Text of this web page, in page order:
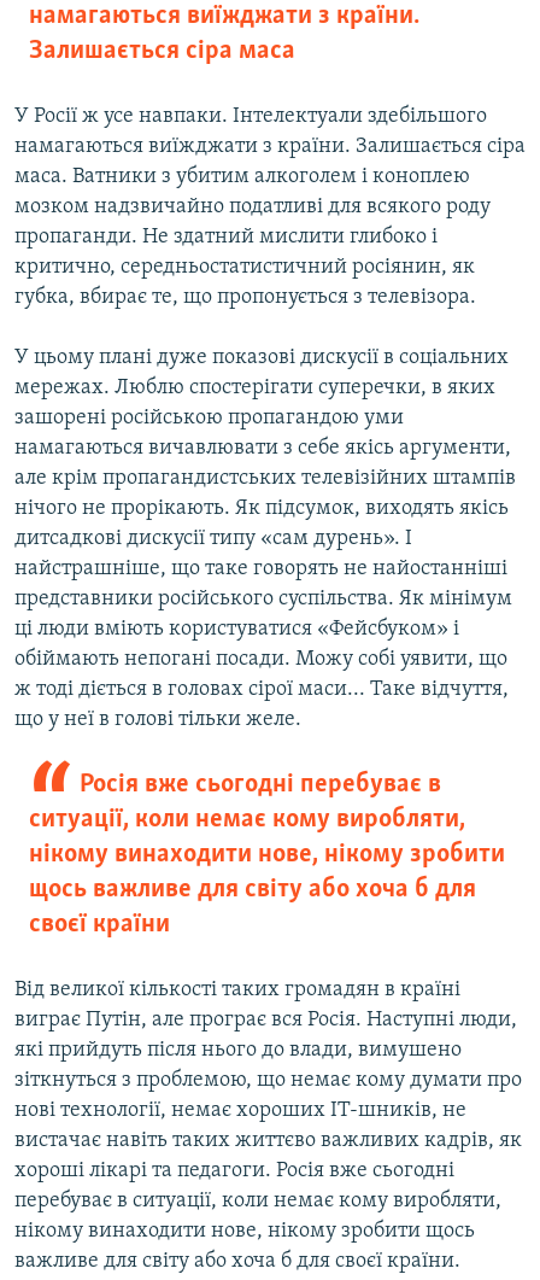
намагаються виїжджати з країни.
Залишається сіра маса
У Росії ж усе навпаки. Інтелектуали здебільшого
намагаються виїжджати з країни. Залишається сіра
маса. Ватники з убитим алкоголем і коноплею
мозком надзвичайно податливі для всякого роду
пропаганди. Не здатний мислити глибоко і
критично, середньостатистичний росіянин, як
губка, вбирає те, що пропонується з телевізора.
У цьому плані дуже показові дискусії в соціальних
мережах. Люблю спостерігати суперечки, в яких
зашорені російською пропагандою уми
намагаються вичавлювати з себе якісь аргументи,
але крім пропагандистських телевізійних штампів
нічого не прорікають. Як підсумок, виходять якісь
дитсадкові дискусії типу «сам дурень». І
найстрашніше, що таке говорять не найостанніші
представники російського суспільства. Як мінімум
ці люди вміють користуватися «Фейсбуком» і
обіймають непогані посади. Можу собі уявити, що
ж тоді діється в головах сірої маси... Таке відчуття,
що у неї в голові тільки желе.
Росія вже сьогодні перебуває в
ситуації, коли немає кому виробляти,
нікому винаходити нове, нікому зробити
щось важливе для світу або хоча б для
своєї країни
Від великої кількості таких громадян в країні
виграє Путін, але програє вся Росія. Наступні люди,
які прийдуть після нього до влади, вимушено
зіткнуться з проблемою, що немає кому думати про
нові технології, немає хороших IT-шників, не
вистачає навіть таких життєво важливих кадрів, як
хороші лікарі та педагоги. Росія вже сьогодні
перебуває в ситуації, коли немає кому виробляти,
нікому винаходити нове, нікому зробити щось
важливе для світу або хоча б для своєї країни.